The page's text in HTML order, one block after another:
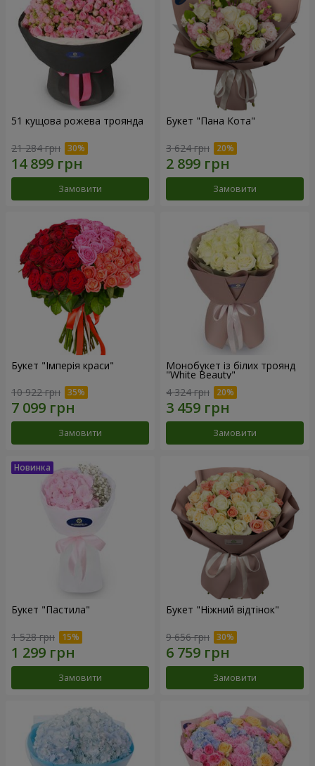
51 кущова рожева троянда
21 284 грн
Замовити
Букет "Пана Кота"
3 624 грн
Замовити
Букет "Імперія краси"
10 922 грн
Замовити
Монобукет із білих троянд
"White Beauty"
4 324 грн
Замовити
Букет "Пастила"
1 528 грн
Замовити
Букет "Ніжний відтінок"
9 656 грн
Замовити